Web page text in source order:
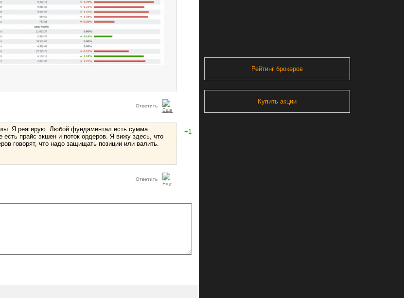
Ответить
+1
Я реагирую. Любой фундаментал есть сумма
есть прайс экшен и поток ордеров. Я вижу здесь, что
говорят, что надо защищать позиции или валить.
Ответить
Рейтинг брокеров
Купить акции